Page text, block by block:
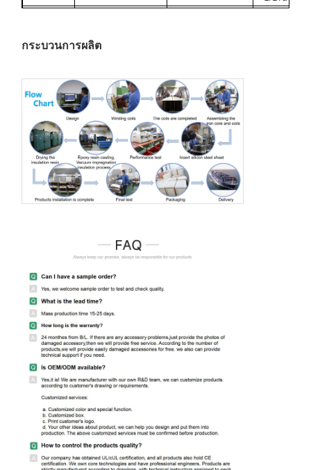
SG-
100KVA 660/400/380/200
กระบวนการผลิต